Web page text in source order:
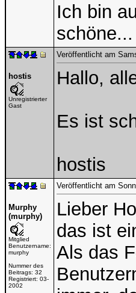
Ich bin
hostis
Unregistrierter
Gast
Veröffentlicht am
Hallo,
Es ist
hostis
Murphy
(murphy)
Mitglied
Benutzername:
murphy
Nummer des
Beitrags: 32
Registriert: 03-
2002
Veröffentlicht am
Lieber
das ist
Als das